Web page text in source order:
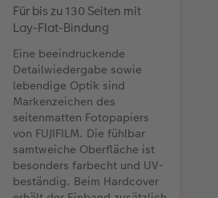
Für bis zu 130 Seiten mit
Lay-Flat-Bindung
Eine beeindruckende
Detailwiedergabe sowie
lebendige Optik sind
Markenzeichen des
seitenmatten Fotopapiers
von FUJIFILM. Die fühlbar
samtweiche Oberfläche ist
besonders farbecht und UV-
beständig. Beim Hardcover